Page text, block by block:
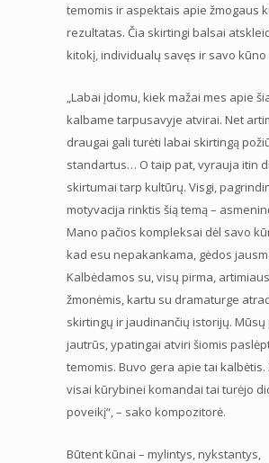
temomis ir aspektais apie žmogaus
rezultatas. Čia skirtingi balsai
kitokį, individualų savęs ir savo kūno
„Labai įdomu, kiek mažai mes apie
kalbame tarpusavyje atvirai. Net
draugai gali turėti labai skirtingą
standartus… O taip pat, vyrauja itin
skirtumai tarp kultūrų. Visgi,
motyvacija rinktis šią temą –
Mano pačios kompleksai dėl savo
kad esu nepakankama, gėdos
Kalbėdamos su, visų pirma,
žmonėmis, kartu su dramaturge
skirtingų ir jaudinančių istorijų. Mūsų
jautrūs, ypatingai atviri šiomis
temomis. Buvo gera apie tai kalbėtis.
visai kūrybinei komandai tai turėjo
poveikį“, – sako kompozitorė.
Būtent kūnai – mylintys, nykstantys,